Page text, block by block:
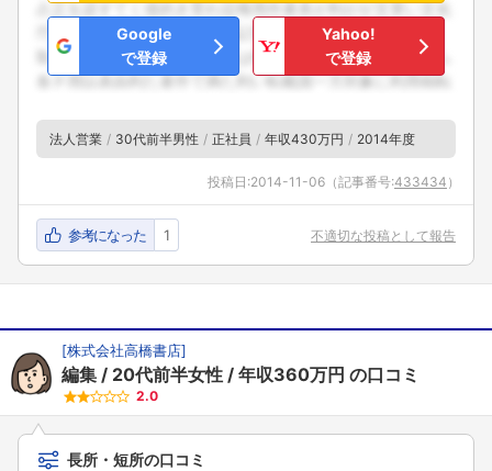
Google
で登録
Yahoo!
で登録
法人営業 30代前半男性 正社員 年収430万円 2014年度
投稿日:2014-11-06 （記事番号:433434 ）
参考になった 1 不適切な投稿として報告
[株式会社高橋書店]
編集 20代前半女性 年収360万円 の口コミ
2.0
長所・短所の口コミ